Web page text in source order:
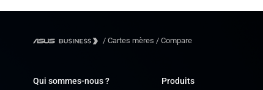
/ Cartes mères / Compare
Qui sommes-nous ? Produits